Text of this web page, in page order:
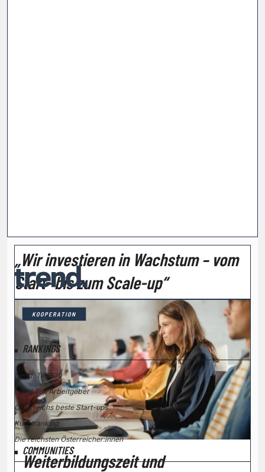
„Wir investieren in Wachstum – vom
Start- bis zum Scale-up“
KOOPERATION
Weiterbildungszeit und
RANKINGS
trend. Top500
trend.Top Arbeitgeber
Österreichs beste Start-ups
Kunstranking
Die reichsten Österreicher:innen
COMMUNITIES